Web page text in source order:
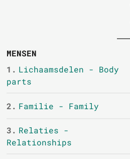
MENSEN
1. Lichaamsdelen - Body
parts
2. Familie - Family
3. Relaties -
Relationships